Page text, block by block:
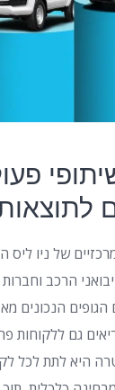
של ניו ליס
הרכב וחברות
הנכונים
גם ללקוחות
היא לתת לכל